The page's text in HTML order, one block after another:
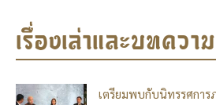
เรื่องเล่าและบทความ
เตรียมพบกับนิทรรศการ